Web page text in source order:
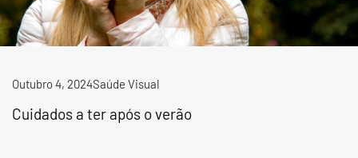
Outubro 4, 2024Saúde Visual
Cuidados a ter após o verão